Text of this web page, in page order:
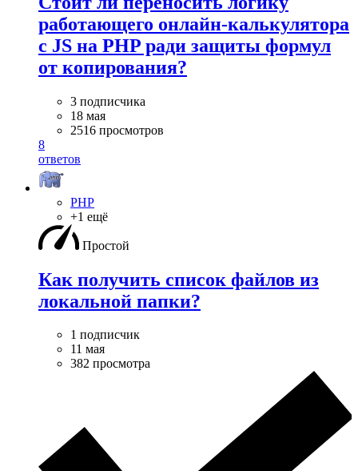
работающего онлайн-калькулятора
с JS на PHP ради защиты формул
от копирования?
3 подписчика
18 мая
2516 просмотров
8
ответов
PHP
+1 ещё
Простой
Как получить список файлов из
локальной папки?
1 подписчик
11 мая
382 просмотра